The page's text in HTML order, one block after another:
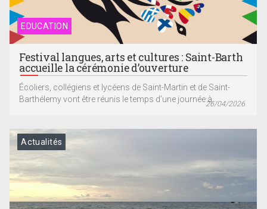
EDUCATION
Festival langues, arts et cultures : Saint-Barth
accueille la cérémonie d’ouverture
Écoliers, collégiens et lycéens de Saint-Martin et de Saint-
Barthélemy vont être réunis le temps d’une journée à...26/04/2026
Actualités